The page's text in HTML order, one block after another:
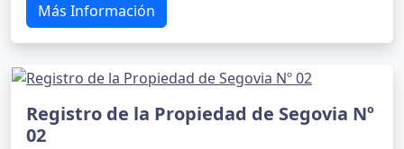
Más Información
Registro de la Propiedad de Segovia Nº
02